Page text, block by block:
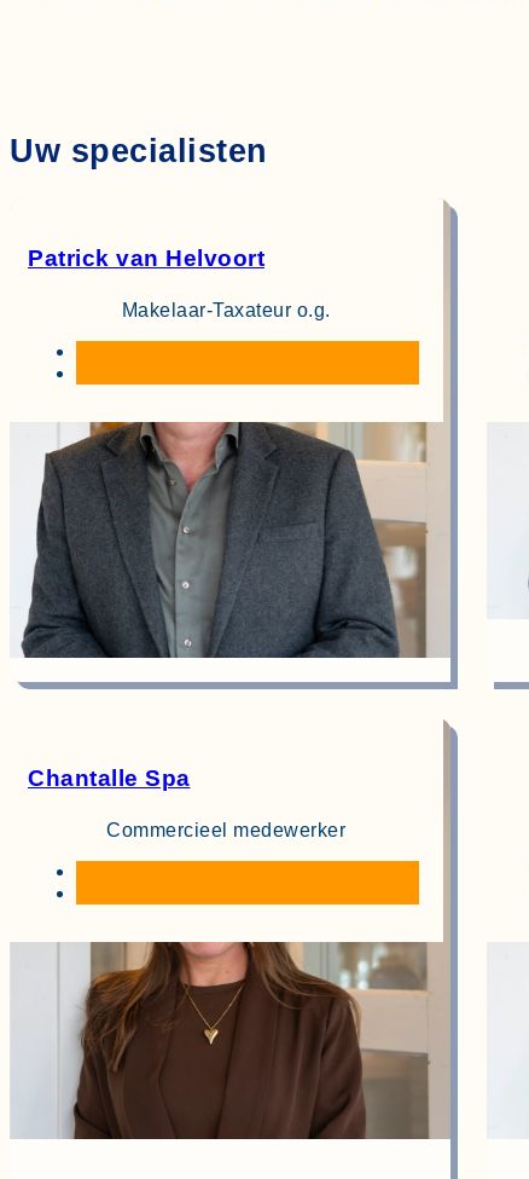
Uw specialisten
Patrick van Helvoort
Makelaar-Taxateur o.g.
Chantalle Spa
Commercieel medewerker